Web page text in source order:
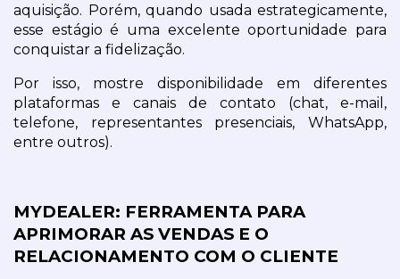
aquisição. Porém, quando usada estrategicamente,
esse estágio é uma excelente oportunidade para
conquistar a fidelização.
Por isso, mostre disponibilidade em diferentes
plataformas e canais de contato (chat, e-mail,
telefone, representantes presenciais, WhatsApp,
entre outros).
MYDEALER: FERRAMENTA PARA
APRIMORAR AS VENDAS E O
RELACIONAMENTO COM O CLIENTE